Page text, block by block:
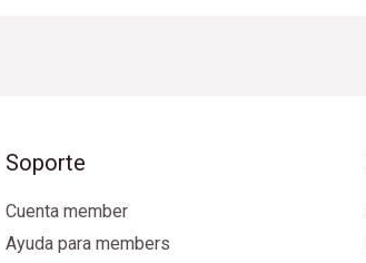
Soporte
Cuenta member
Ayuda para members